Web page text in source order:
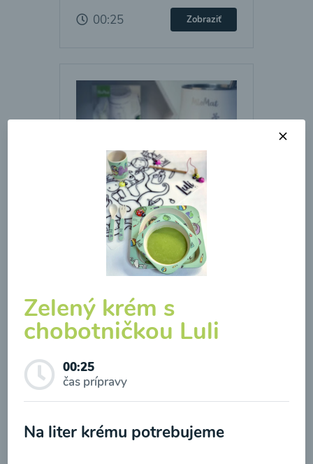
00:25 Zobraziť
Brokolicová polievka so
00:25
Zelený krém s
chobotničkou Luli
00:25
čas prípravy
Na liter krému potrebujeme
Odber noviniek a akcií
Odoslaním registrácie na Newsletter súhlasím so